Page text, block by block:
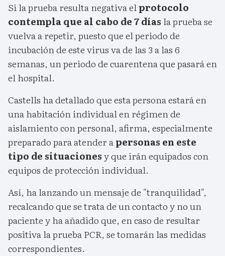
Si la prueba resulta negativa elprotocolo
contempla que al cabo de 7 días la prueba se
vuelva a repetir, puesto que el periodo de
incubación de este virus va de las 3 a las 6
semanas, un periodo de cuarentena que pasará en
el hospital.
Castells ha detallado que esta persona estará en
una habitación individual en régimen de
aislamiento con personal, afirma, especialmente
preparado para atender apersonas en este
tipo de situacionesy que irán equipados con
equipos de protección individual.
Así, ha lanzando un mensaje de "tranquilidad",
recalcando que se trata de un contacto y no un
paciente y ha añadido que, en caso de resultar
positiva la prueba PCR, se tomarán las medidas
correspondientes.